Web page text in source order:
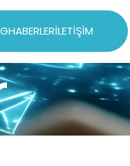
HABERLERİLETIŞIM